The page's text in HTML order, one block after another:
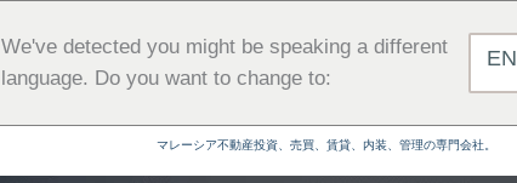
We've detected you might be speaking a different
language. Do you want to change to:
EN
マレーシア不動産投資、売買、賃貸、内装、管理の専門会社。